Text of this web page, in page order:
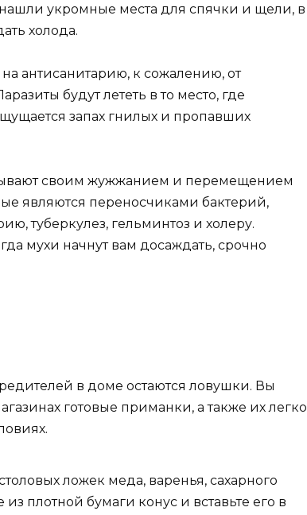
укромные места для спячки и щели, в
холода.
антисанитарию, к сожалению, от
будут лететь в то место, где
запах гнилых и пропавших
своим жужжанием и перемещением
являются переносчиками бактерий,
туберкулез, гельминтоз и холеру.
мухи начнут вам досаждать, срочно
в доме остаются ловушки. Вы
готовые приманки, а также их легко
ложек меда, варенья, сахарного
плотной бумаги конус и вставьте его в